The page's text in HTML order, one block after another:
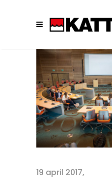
19 april 2017